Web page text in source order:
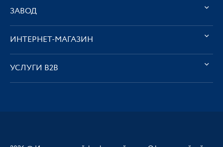
ЗАВОД
ИНТЕРНЕТ-МАГАЗИН
УСЛУГИ В2В